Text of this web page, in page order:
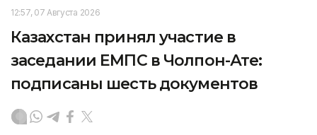
12:57, 07 Августа 2026
Казахстан принял участие в
заседании ЕМПС в Чолпон-Ате:
подписаны шесть документов